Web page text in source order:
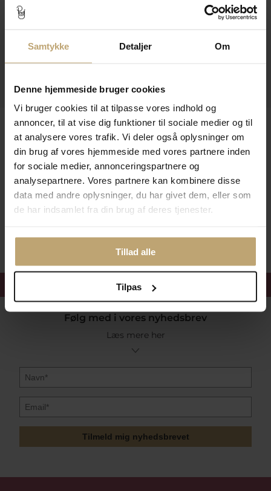
Samtykke Detaljer Om
Denne hjemmeside bruger cookies
Vi bruger cookies til at tilpasse vores indhold og
annoncer, til at vise dig funktioner til sociale medier og til
at analysere vores trafik. Vi deler også oplysninger om
din brug af vores hjemmeside med vores partnere inden
for sociale medier, annonceringspartnere og
analysepartnere. Vores partnere kan kombinere disse
data med andre oplysninger, du har givet dem, eller som
de har indsamlet fra din brug af deres tjenester.
Tillad alle
Tilpas
Kontakt
Information
Praktiske Sider
Leveringsmuligheder
Betalingsmuligheder
velkomstrabat
Følg med i vores nyhedsbrev
Læs mere her
Tilmeld mig nyhedsbrevet